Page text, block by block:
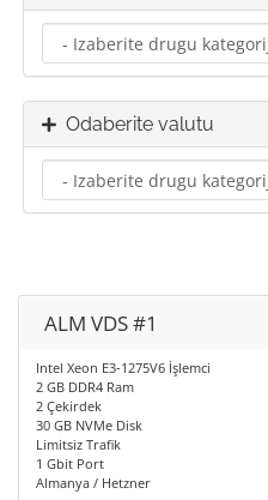
Odaberite valutu
ALM VDS #1
Intel Xeon E3-1275V6 İşlemci
2 GB DDR4 Ram
2 Çekirdek
30 GB NVMe Disk
Limitsiz Trafik
1 Gbit Port
Almanya / Hetzner